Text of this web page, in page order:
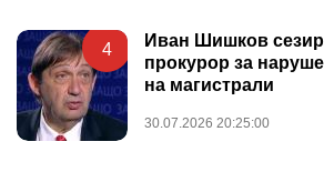
4
Иван Шишков
прокурор за
на магистрали
30.07.2026 20:25:00